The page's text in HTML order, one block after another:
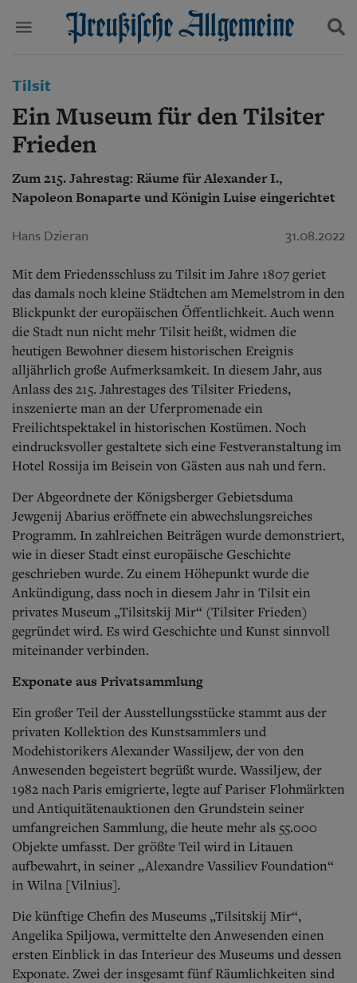
Start
Wer wir sind
Aktuelle Ausgabe
Abonnenten-Login
Abonnent werden
Abo Prämien
Archiv
Mediadaten
Wirtschaft
Leben
Geschichte
Ostpreußen
Danzig und Westpreußen
Bücher
Kontakt
Impressum
Datenschutz
Suchen und finden
Tilsit
Ein Museum für den Tilsiter
Frieden
Zum 215. Jahrestag: Räume für Alexander I.,
Napoleon Bonaparte und Königin Luise eingerichtet
Hans Dzieran 31.08.2022
Mit dem Friedensschluss zu Tilsit im Jahre 1807 geriet
das damals noch kleine Städtchen am Memelstrom in den
Blickpunkt der europäischen Öffentlichkeit. Auch wenn
die Stadt nun nicht mehr Tilsit heißt, widmen die
heutigen Bewohner diesem historischen Ereignis
alljährlich große Aufmerksamkeit. In diesem Jahr, aus
Anlass des 215. Jahrestages des Tilsiter Friedens,
inszenierte man an der Uferpromenade ein
Freilichtspektakel in historischen Kostümen. Noch
eindrucksvoller gestaltete sich eine Festveranstaltung im
Hotel Rossija im Beisein von Gästen aus nah und fern.
Der Abgeordnete der Königsberger Gebietsduma
Jewgenij Abarius eröffnete ein abwechslungsreiches
Programm. In zahlreichen Beiträgen wurde demonstriert,
wie in dieser Stadt einst europäische Geschichte
geschrieben wurde. Zu einem Höhepunkt wurde die
Ankündigung, dass noch in diesem Jahr in Tilsit ein
privates Museum „Tilsitskij Mir“ (Tilsiter Frieden)
gegründet wird. Es wird Geschichte und Kunst sinnvoll
miteinander verbinden.
Exponate aus Privatsammlung
Ein großer Teil der Ausstellungsstücke stammt aus der
privaten Kollektion des Kunstsammlers und
Modehistorikers Alexander Wassiljew, der von den
Anwesenden begeistert begrüßt wurde. Wassiljew, der
1982 nach Paris emigrierte, legte auf Pariser Flohmärkten
und Antiquitätenauktionen den Grundstein seiner
umfangreichen Sammlung, die heute mehr als 55.000
Objekte umfasst. Der größte Teil wird in Litauen
aufbewahrt, in seiner „Alexandre Vassiliev Foundation“
in Wilna [Vilnius].
Die künftige Chefin des Museums „Tilsitskij Mir“,
Angelika Spiljowa, vermittelte den Anwesenden einen
ersten Einblick in das Interieur des Museums und dessen
Exponate. Zwei der insgesamt fünf Räumlichkeiten sind